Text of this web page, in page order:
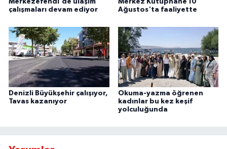
Merkezefendi'de ulaşım
çalışmaları devam ediyor
Merkez Kütüphane 10
Ağustos'ta faaliyette
Denizli Büyükşehir çalışıyor,
Tavas kazanıyor
Okuma-yazma öğrenen
kadınlar bu kez keşif
yolculuğunda